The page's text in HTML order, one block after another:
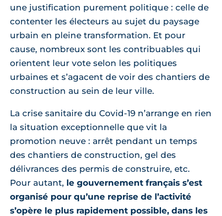
une justification purement politique : celle de
contenter les électeurs au sujet du paysage
urbain en pleine transformation. Et pour
cause, nombreux sont les contribuables qui
orientent leur vote selon les politiques
urbaines et s’agacent de voir des chantiers de
construction au sein de leur ville.
La crise sanitaire du Covid-19 n’arrange en rien
la situation exceptionnelle que vit la
promotion neuve : arrêt pendant un temps
des chantiers de construction, gel des
délivrances des permis de construire, etc.
Pour autant, le gouvernement français s’est
organisé pour qu’une reprise de l’activité
s’opère le plus rapidement possible, dans les